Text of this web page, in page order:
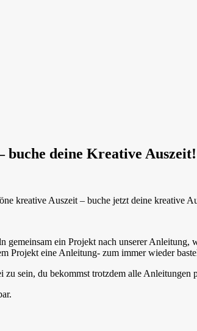
deine Kreative Auszeit!
kreative Auszeit – buche jetzt deine kreative
ein Projekt nach unserer Anleitung,
Projekt eine Anleitung- zum immer wieder
sein, du bekommst trotzdem alle